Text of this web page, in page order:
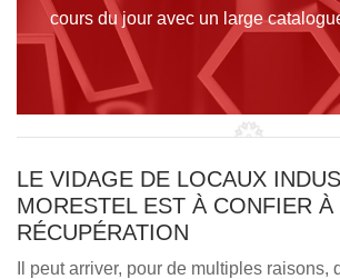
cours du jour avec un large
LE VIDAGE DE LOCAUX
MORESTEL EST À CONFIER À
RÉCUPÉRATION
Il peut arriver, pour de multiples raisons,